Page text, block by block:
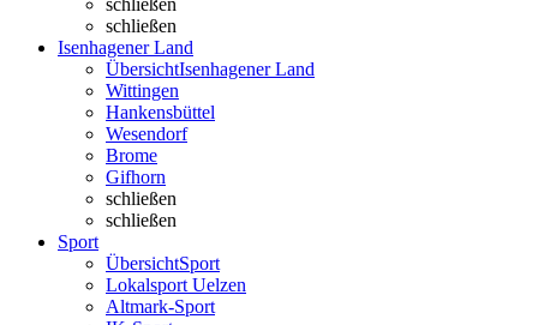
schließen
schließen
Isenhagener Land
ÜbersichtIsenhagener Land
Wittingen
Hankensbüttel
Wesendorf
Brome
Gifhorn
schließen
schließen
Sport
ÜbersichtSport
Lokalsport Uelzen
Altmark-Sport